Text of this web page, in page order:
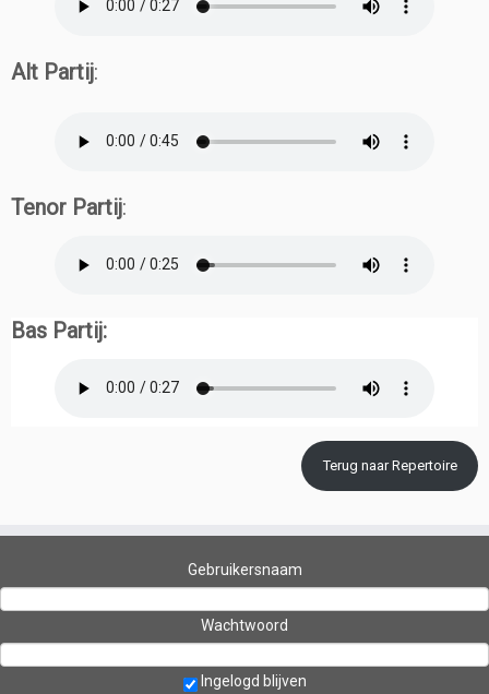
Alt Partij:
Tenor Partij:
Bas Partij:
Terug naar Repertoire
Gebruikersnaam
Wachtwoord
Ingelogd blijven